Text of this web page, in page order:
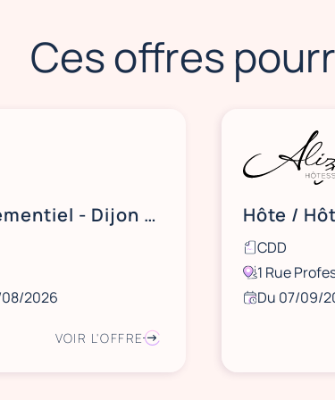
Ces offres
Hôte(sse) événementiel - Dijon - 14 et 15 août
08/2026
VOIR L'OFFRE
CDD
1 Rue
Du 07/09/